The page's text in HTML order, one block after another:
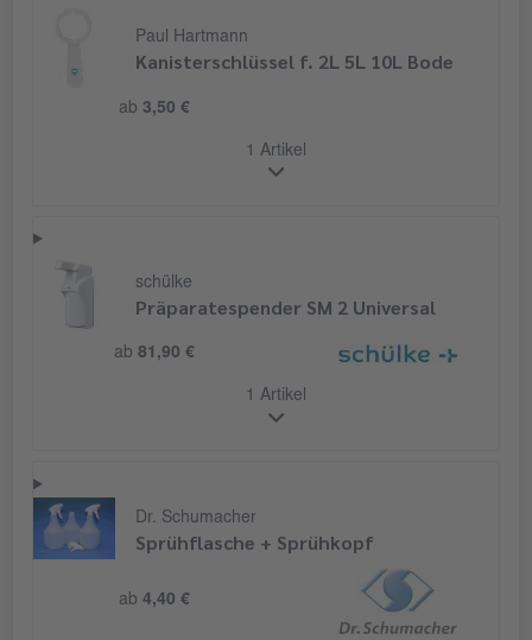
Paul Hartmann
Kanisterschlüssel f. 2L 5L 10L Bode
ab 3,50 €
1 Artikel
schülke
Präparatespender SM 2 Universal
ab 81,90 €
1 Artikel
Dr. Schumacher
Sprühflasche + Sprühkopf
ab 4,40 €